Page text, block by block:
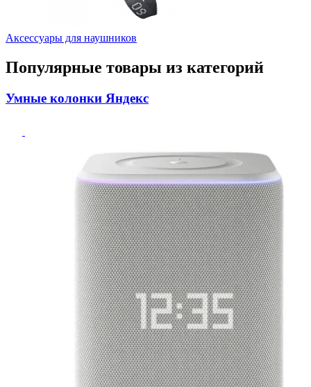
Аксессуары для наушников
Популярные товары из категорий
Умные колонки Яндекс